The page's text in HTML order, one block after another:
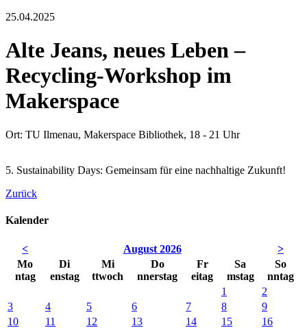
25.04.2025
Alte Jeans, neues Leben –
Recycling-Workshop im
Makerspace
Ort: TU Ilmenau, Makerspace Bibliothek, 18 - 21 Uhr
5. Sustainability Days: Gemeinsam für eine nachhaltige Zukunft!
Zurück
Kalender
< August 2026
>
Mo
ntag
Di
enstag
Mi
ttwoch
Do
nnerstag
Fr
eitag
Sa
mstag
So
nntag
1
2
3
4 5 6 7 8
9
10
11 12 13 14 15
16